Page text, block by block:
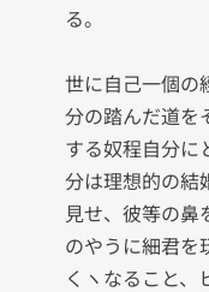
る。
世に自己一個の
分の踏んだ道を
する奴程自分に
分は理想的の結
見せ、彼等の鼻
のやうに細君を
くヽなること、